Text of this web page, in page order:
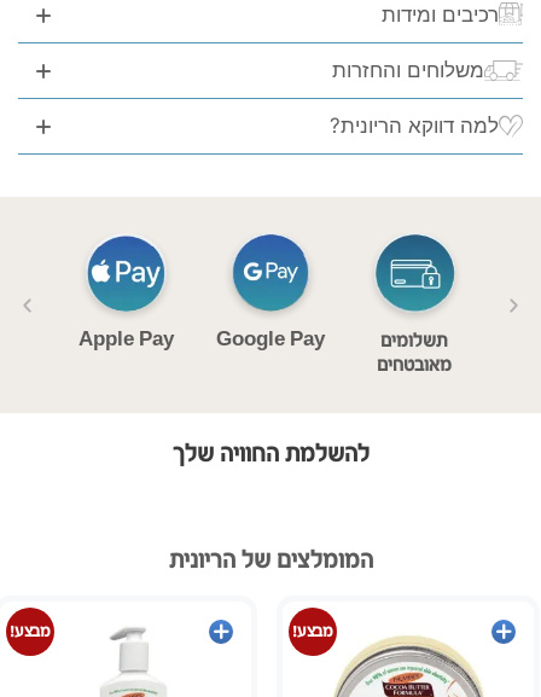
רכיבים ומידות
משלוחים והחזרות
למה דווקא הריונית?
Apple Pay Google Pay
תשלומים
מאובטחים
להשלמת החוויה שלך
המומלצים של הריונית
מבצע!
הוספה
לסל
מבצע!
הוספה
לסל